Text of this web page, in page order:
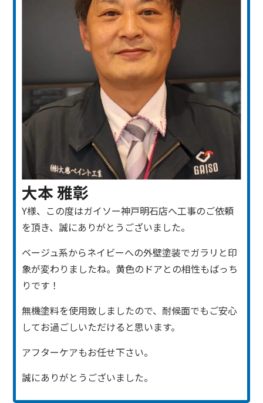
大本 雅彰
Y様、この度はガイソー神戸明石店へ工事のご依頼
を頂き、誠にありがとうございました。
ベージュ系からネイビーへの外壁塗装でガラリと印
象が変わりましたね。黄色のドアとの相性もばっち
りです！
無機塗料を使用致しましたので、耐候面でもご安心
してお過ごしいただけると思います。
アフターケアもお任せ下さい。
誠にありがとうございました。